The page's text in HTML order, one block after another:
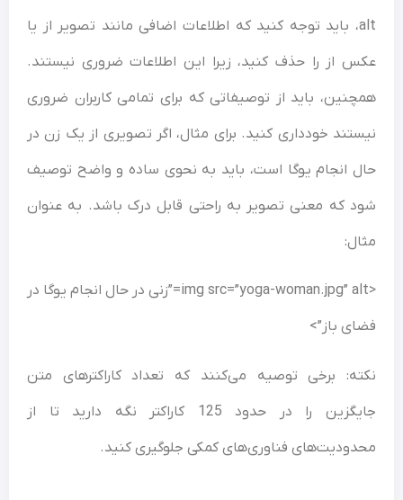
alt، باید توجه کنید که اطلاعات اضافی مانند تصویر از یا
عکس از را حذف کنید، زیرا این اطلاعات ضروری نیستند.
همچنین، باید از توصیفاتی که برای تمامی کاربران ضروری
نیستند خودداری کنید. برای مثال، اگر تصویری از یک زن در
حال انجام یوگا است، باید به نحوی ساده و واضح توصیف
شود که معنی تصویر به راحتی قابل درک باشد. به عنوان
مثال:
<img src=”yoga-woman.jpg” alt=”زنی در حال انجام یوگا در
فضای باز”>
نکته: برخی توصیه می‌کنند که تعداد کاراکترهای متن
جایگزین را در حدود 125 کاراکتر نگه دارید تا از
محدودیت‌های فناوری‌های کمکی جلوگیری کنید.